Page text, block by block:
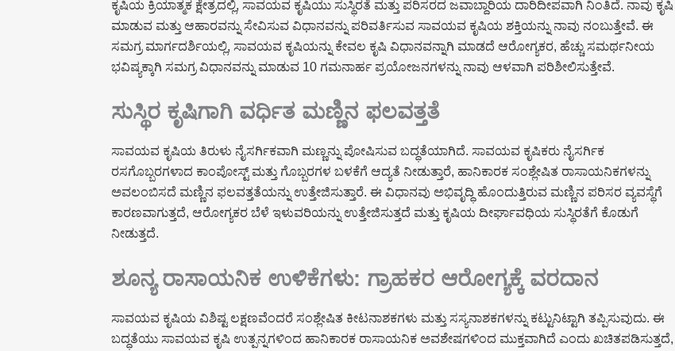
ಕೃಷಿಯ ಕ್ರಿಯಾತ್ಮಕ ಕ್ಷೇತ್ರದಲ್ಲಿ, ಸಾವಯವ ಕೃಷಿಯು ಸುಸ್ಥಿರತೆ ಮತ್ತು ಪರಿಸರದ ಜವಾಬ್ದಾರಿಯ ದಾರಿದೀಪವಾಗಿ ನಿಂತಿದೆ. ನಾವು ಕೃಷಿ
ಮಾಡುವ ಮತ್ತು ಆಹಾರವನ್ನು ಸೇವಿಸುವ ವಿಧಾನವನ್ನು ಪರಿವರ್ತಿಸುವ ಸಾವಯವ ಕೃಷಿಯ ಶಕ್ತಿಯನ್ನು ನಾವು ನಂಬುತ್ತೇವೆ. ಈ
ಸಮಗ್ರ ಮಾರ್ಗದರ್ಶಿಯಲ್ಲಿ, ಸಾವಯವ ಕೃಷಿಯನ್ನು ಕೇವಲ ಕೃಷಿ ವಿಧಾನವನ್ನಾಗಿ ಮಾಡದೆ ಆರೋಗ್ಯಕರ, ಹೆಚ್ಚು ಸಮರ್ಥನೀಯ
ಭವಿಷ್ಯಕ್ಕಾಗಿ ಸಮಗ್ರ ವಿಧಾನವನ್ನು ಮಾಡುವ 10 ಗಮನಾರ್ಹ ಪ್ರಯೋಜನಗಳನ್ನು ನಾವು ಆಳವಾಗಿ ಪರಿಶೀಲಿಸುತ್ತೇವೆ.
ಸುಸ್ಥಿರ ಕೃಷಿಗಾಗಿ ವರ್ಧಿತ ಮಣ್ಣಿನ ಫಲವತ್ತತೆ
ಸಾವಯವ ಕೃಷಿಯ ತಿರುಳು ನೈಸರ್ಗಿಕವಾಗಿ ಮಣ್ಣನ್ನು ಪೋಷಿಸುವ ಬದ್ಧತೆಯಾಗಿದೆ. ಸಾವಯವ ಕೃಷಿಕರು ನೈಸರ್ಗಿಕ
ರಸಗೊಬ್ಬರಗಳಾದ ಕಾಂಪೋಸ್ಟ್ ಮತ್ತು ಗೊಬ್ಬರಗಳ ಬಳಕೆಗೆ ಆದ್ಯತೆ ನೀಡುತ್ತಾರೆ, ಹಾನಿಕಾರಕ ಸಂಶ್ಲೇಷಿತ ರಾಸಾಯನಿಕಗಳನ್ನು
ಅವಲಂಬಿಸದೆ ಮಣ್ಣಿನ ಫಲವತ್ತತೆಯನ್ನು ಉತ್ತೇಜಿಸುತ್ತಾರೆ. ಈ ವಿಧಾನವು ಅಭಿವೃದ್ಧಿ ಹೊಂದುತ್ತಿರುವ ಮಣ್ಣಿನ ಪರಿಸರ ವ್ಯವಸ್ಥೆಗೆ
ಕಾರಣವಾಗುತ್ತದೆ, ಆರೋಗ್ಯಕರ ಬೆಳೆ ಇಳುವರಿಯನ್ನು ಉತ್ತೇಜಿಸುತ್ತದೆ ಮತ್ತು ಕೃಷಿಯ ದೀರ್ಘಾವಧಿಯ ಸುಸ್ಥಿರತೆಗೆ ಕೊಡುಗೆ
ನೀಡುತ್ತದೆ.
ಶೂನ್ಯ ರಾಸಾಯನಿಕ ಉಳಿಕೆಗಳು: ಗ್ರಾಹಕರ ಆರೋಗ್ಯಕ್ಕೆ ವರದಾನ
ಸಾವಯವ ಕೃಷಿಯ ವಿಶಿಷ್ಟ ಲಕ್ಷಣವೆಂದರೆ ಸಂಶ್ಲೇಷಿತ ಕೀಟನಾಶಕಗಳು ಮತ್ತು ಸಸ್ಯನಾಶಕಗಳನ್ನು ಕಟ್ಟುನಿಟ್ಟಾಗಿ ತಪ್ಪಿಸುವುದು. ಈ
ಬದ್ಧತೆಯು ಸಾವಯವ ಕೃಷಿ ಉತ್ಪನ್ನಗಳಿಂದ ಹಾನಿಕಾರಕ ರಾಸಾಯನಿಕ ಅವಶೇಷಗಳಿಂದ ಮುಕ್ತವಾಗಿದೆ ಎಂದು ಖಚಿತಪಡಿಸುತ್ತದೆ,